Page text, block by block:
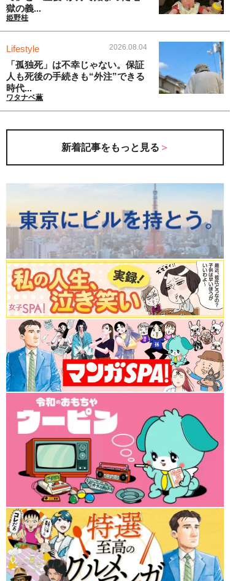
獄の義...
姫野桂
Lifestyle 2026.08.04
「孤独死」は不幸じゃない。保証
人も死後の手続きも“外注”できる
時代...
ワタナベ薫
新着記事をもっと見る